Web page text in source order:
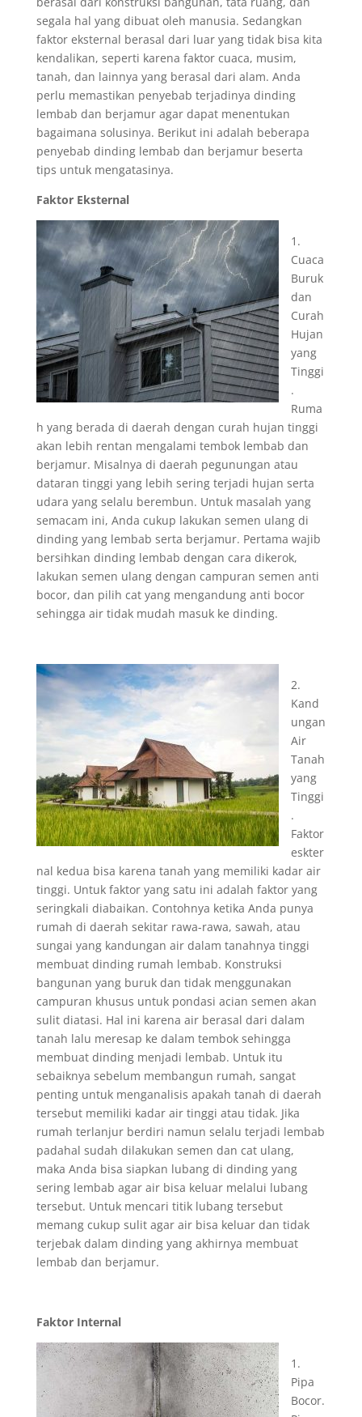
segala hal yang dibuat oleh manusia. Sedangkan
faktor eksternal berasal dari luar yang tidak bisa kita
kendalikan, seperti karena faktor cuaca, musim,
tanah, dan lainnya yang berasal dari alam. Anda
perlu memastikan penyebab terjadinya dinding
lembab dan berjamur agar dapat menentukan
bagaimana solusinya. Berikut ini adalah beberapa
penyebab dinding lembab dan berjamur beserta
tips untuk mengatasinya.
Faktor Eksternal
1.
Cuaca
Buruk
dan
Curah
Hujan
yang
Tinggi
.
Ruma
h yang berada di daerah dengan curah hujan tinggi
akan lebih rentan mengalami tembok lembab dan
berjamur. Misalnya di daerah pegunungan atau
dataran tinggi yang lebih sering terjadi hujan serta
udara yang selalu berembun. Untuk masalah yang
semacam ini, Anda cukup lakukan semen ulang di
dinding yang lembab serta berjamur. Pertama wajib
bersihkan dinding lembab dengan cara dikerok,
lakukan semen ulang dengan campuran semen anti
bocor, dan pilih cat yang mengandung anti bocor
sehingga air tidak mudah masuk ke dinding.
2.
Kand
ungan
Air
Tanah
yang
Tinggi
.
Faktor
eskter
nal kedua bisa karena tanah yang memiliki kadar air
tinggi. Untuk faktor yang satu ini adalah faktor yang
seringkali diabaikan. Contohnya ketika Anda punya
rumah di daerah sekitar rawa-rawa, sawah, atau
sungai yang kandungan air dalam tanahnya tinggi
membuat dinding rumah lembab. Konstruksi
bangunan yang buruk dan tidak menggunakan
campuran khusus untuk pondasi acian semen akan
sulit diatasi. Hal ini karena air berasal dari dalam
tanah lalu meresap ke dalam tembok sehingga
membuat dinding menjadi lembab. Untuk itu
sebaiknya sebelum membangun rumah, sangat
penting untuk menganalisis apakah tanah di daerah
tersebut memiliki kadar air tinggi atau tidak. Jika
rumah terlanjur berdiri namun selalu terjadi lembab
padahal sudah dilakukan semen dan cat ulang,
maka Anda bisa siapkan lubang di dinding yang
sering lembab agar air bisa keluar melalui lubang
tersebut. Untuk mencari titik lubang tersebut
memang cukup sulit agar air bisa keluar dan tidak
terjebak dalam dinding yang akhirnya membuat
lembab dan berjamur.
Faktor Internal
1.
Pipa
Bocor.